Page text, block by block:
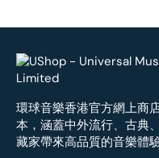
環球音樂香港官方網上商
本，涵蓋中外流行、古典
藏家帶來高品質的音樂體